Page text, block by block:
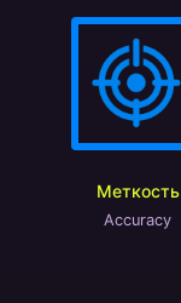
Меткость
Accuracy